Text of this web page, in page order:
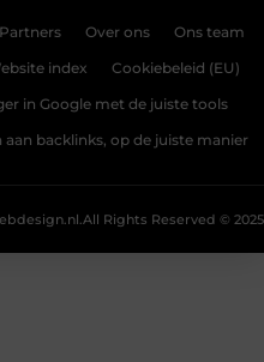
Partners Over ons Ons team
index Cookiebeleid (EU)
in Google met de juiste tools
backlinks, op de juiste manier
All Rights Reserved © 2025